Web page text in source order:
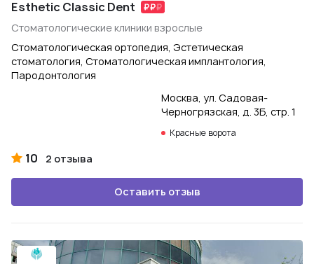
Esthetic Classic Dent
Стоматологические клиники взрослые
Стоматологическая ортопедия, Эстетическая
стоматология, Стоматологическая имплантология,
Пародонтология
Москва, ул. Садовая-
Черногрязская, д. 3Б, стр. 1
Красные ворота
10 2 отзыва
Оставить отзыв